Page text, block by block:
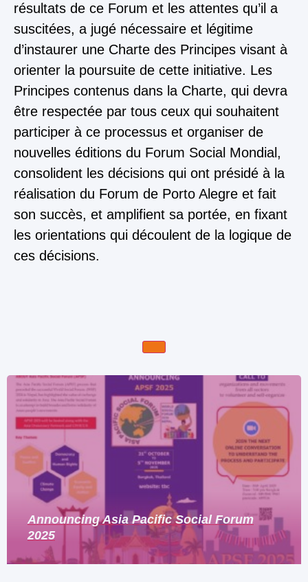
résultats de ce Forum et les attentes qu’il a
suscitées, a jugé nécessaire et légitime
d’instaurer une Charte des Principes visant à
orienter la poursuite de cette initiative. Les
Principes contenus dans la Charte, qui devra
être respectée par tous ceux qui souhaitent
participer à ce processus et organiser de
nouvelles éditions du Forum Social Mondial,
consolident les décisions qui ont présidé à la
réalisation du Forum de Porto Alegre et fait
son succès, et amplifient sa portée, en fixant
les orientations qui découlent de la logique de
ces décisions.
Announcing Asia Pacific Social Forum
2025